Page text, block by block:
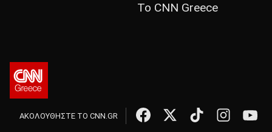
Το CNN Greece
ΑΚΟΛΟΥΘΗΣΤΕ ΤΟ CNN.GR